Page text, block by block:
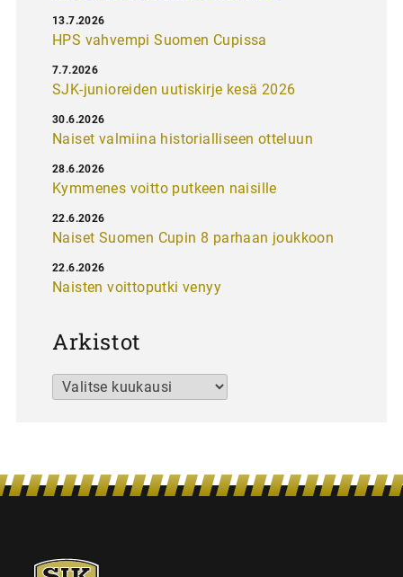
HPS vahvempi Suomen Cupissa
13.7.2026
SJK-junioreiden uutiskirje kesä 2026
7.7.2026
Naiset valmiina historialliseen otteluun
30.6.2026
Kymmenes voitto putkeen naisille
28.6.2026
Naiset Suomen Cupin 8 parhaan joukkoon
22.6.2026
Naisten voittoputki venyy
22.6.2026
Arkistot
Arkistot
SJK-